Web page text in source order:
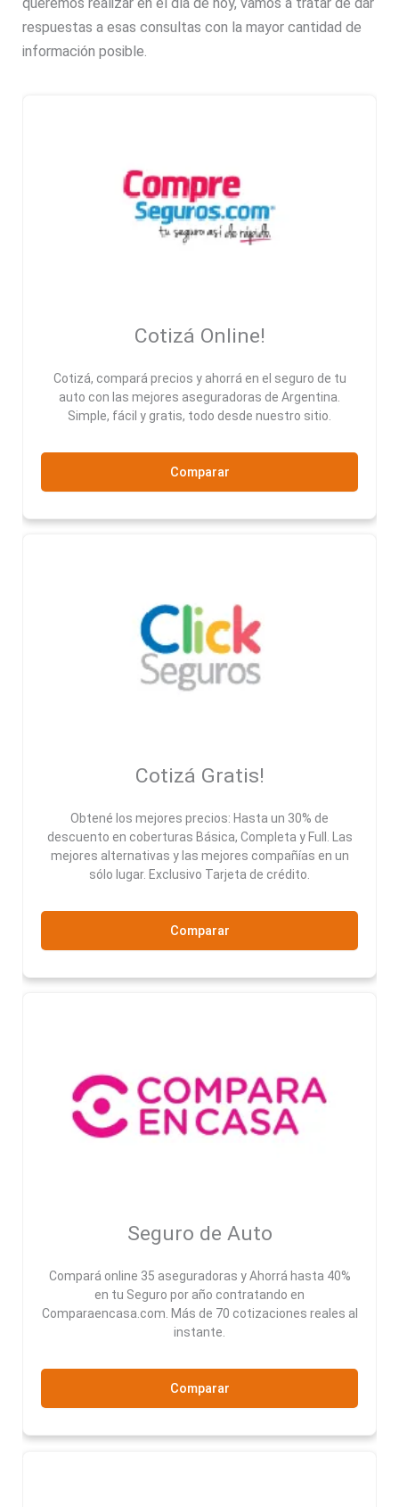
queremos realizar en el día de hoy, vamos a tratar de dar
respuestas a esas consultas con la mayor cantidad de
información posible.
Cotizá Online!
Cotizá, compará precios y ahorrá en el seguro de tu
auto con las mejores aseguradoras de Argentina.
Simple, fácil y gratis, todo desde nuestro sitio.
Comparar
Cotizá Gratis!
Obtené los mejores precios: Hasta un 30% de
descuento en coberturas Básica, Completa y Full. Las
mejores alternativas y las mejores compañías en un
sólo lugar. Exclusivo Tarjeta de crédito.
Comparar
Seguro de Auto
Compará online 35 aseguradoras y Ahorrá hasta 40%
en tu Seguro por año contratando en
Comparaencasa.com. Más de 70 cotizaciones reales al
instante.
Comparar